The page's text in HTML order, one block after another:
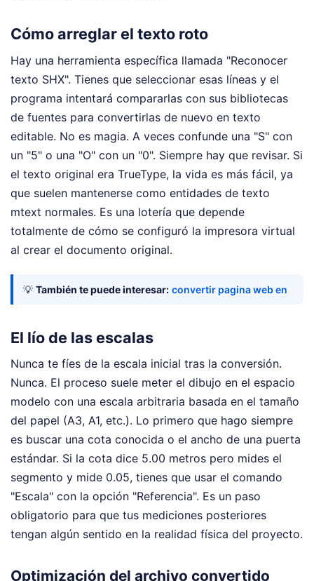
Cómo arreglar el texto roto
Hay una herramienta específica llamada "Reconocer
texto SHX". Tienes que seleccionar esas líneas y el
programa intentará compararlas con sus bibliotecas
de fuentes para convertirlas de nuevo en texto
editable. No es magia. A veces confunde una "S" con
un "5" o una "O" con un "0". Siempre hay que revisar. Si
el texto original era TrueType, la vida es más fácil, ya
que suelen mantenerse como entidades de texto
mtext normales. Es una lotería que depende
totalmente de cómo se configuró la impresora virtual
al crear el documento original.
💡 También te puede interesar: convertir pagina web en
El lío de las escalas
Nunca te fíes de la escala inicial tras la conversión.
Nunca. El proceso suele meter el dibujo en el espacio
modelo con una escala arbitraria basada en el tamaño
del papel (A3, A1, etc.). Lo primero que hago siempre
es buscar una cota conocida o el ancho de una puerta
estándar. Si la cota dice 5.00 metros pero mides el
segmento y mide 0.05, tienes que usar el comando
"Escala" con la opción "Referencia". Es un paso
obligatorio para que tus mediciones posteriores
tengan algún sentido en la realidad física del proyecto.
Optimización del archivo convertido